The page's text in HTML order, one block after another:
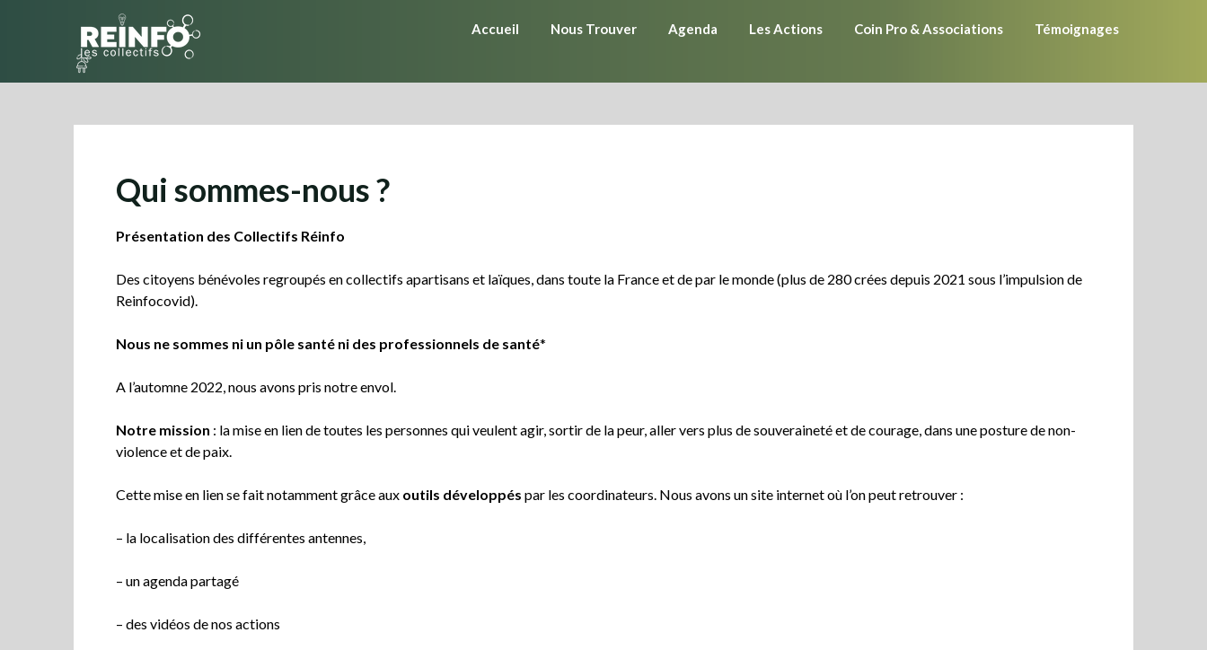
Accueil Nous Trouver Agenda Les Actions Coin Pro & Associations Témoignages
Qui sommes-nous ?
Présentation des Collectifs Réinfo
Des citoyens bénévoles regroupés en collectifs apartisans et laïques, dans toute la France et de par le monde (plus de 280 crées depuis 2021 sous l’impulsion de
Reinfocovid).
Nous ne sommes ni un pôle santé ni des professionnels de santé*
A l’automne 2022, nous avons pris notre envol.
Notre mission : la mise en lien de toutes les personnes qui veulent agir, sortir de la peur, aller vers plus de souveraineté et de courage, dans une posture de non-
violence et de paix.
Cette mise en lien se fait notamment grâce aux outils développés par les coordinateurs. Nous avons un site internet où l’on peut retrouver :
– la localisation des différentes antennes,
– un agenda partagé
– des vidéos de nos actions